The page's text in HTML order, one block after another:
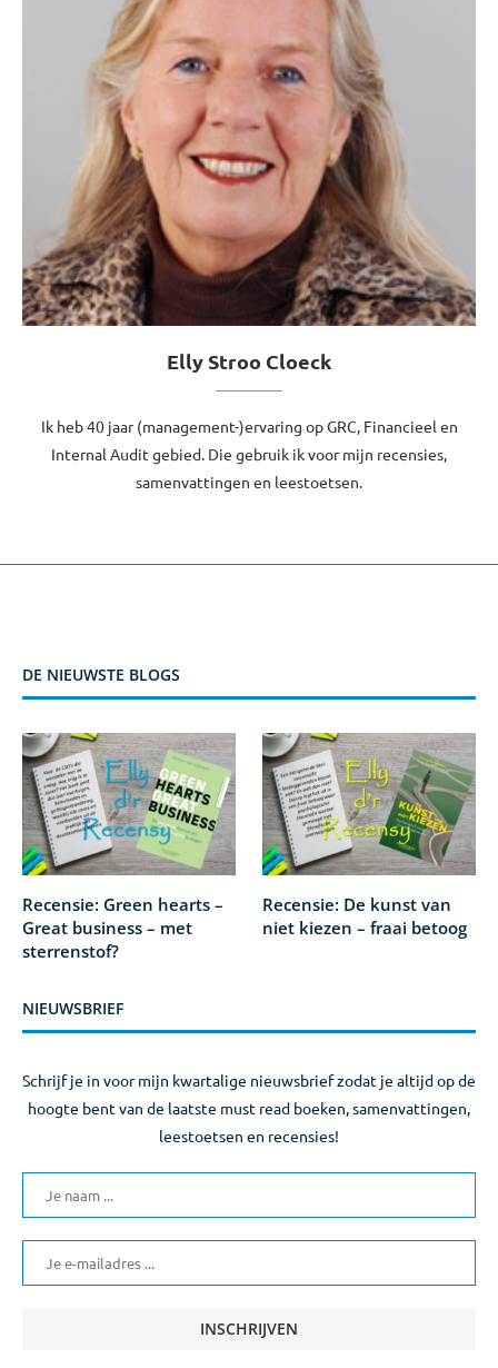
Elly Stroo Cloeck
Ik heb 40 jaar (management-)ervaring op GRC, Financieel en
Internal Audit gebied. Die gebruik ik voor mijn recensies,
samenvattingen en leestoetsen.
DE NIEUWSTE BLOGS
Recensie: Green hearts –
Great business – met
sterrenstof?
Recensie: De kunst van
niet kiezen – fraai betoog
NIEUWSBRIEF
Schrijf je in voor mijn kwartalige nieuwsbrief zodat je altijd op de
hoogte bent van de laatste must read boeken, samenvattingen,
leestoetsen en recensies!